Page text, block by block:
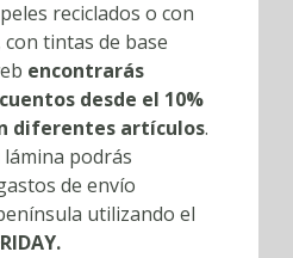
reciclados o con
con tintas de base
encontrarás
desde el 10%
diferentes artículos.
podrás
de envío
utilizando el